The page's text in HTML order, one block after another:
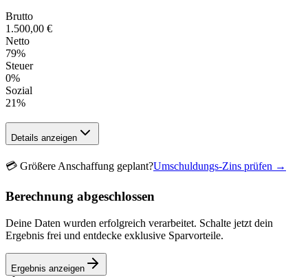
Brutto
1.500,00 €
Netto
79%
Steuer
0%
Sozial
21%
Details anzeigen
💳 Größere Anschaffung geplant?Umschuldungs-Zins prüfen →
Berechnung abgeschlossen
Deine Daten wurden erfolgreich verarbeitet. Schalte jetzt dein
Ergebnis frei und entdecke exklusive Sparvorteile.
Ergebnis anzeigen